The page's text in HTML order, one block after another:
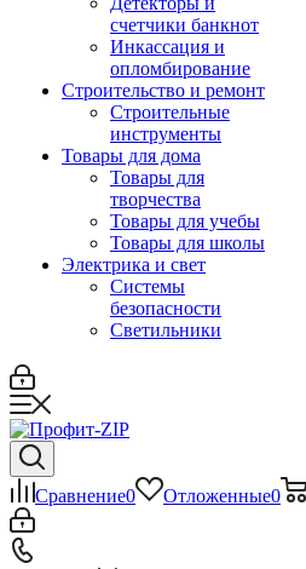
счетчики банкнот
Инкассация и
опломбирование
Строительство и ремонт
Строительные
инструменты
Товары для дома
Товары для
творчества
Товары для учебы
Товары для школы
Электрика и свет
Системы
безопасности
Светильники
Сравнение0 Отложенные0